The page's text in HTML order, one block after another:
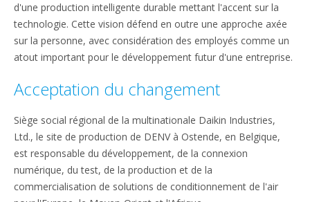
d'une production intelligente durable mettant l'accent sur la
technologie. Cette vision défend en outre une approche axée
sur la personne, avec considération des employés comme un
atout important pour le développement futur d'une entreprise.
Acceptation du changement
Siège social régional de la multinationale Daikin Industries,
Ltd., le site de production de DENV à Ostende, en Belgique,
est responsable du développement, de la connexion
numérique, du test, de la production et de la
commercialisation de solutions de conditionnement de l'air